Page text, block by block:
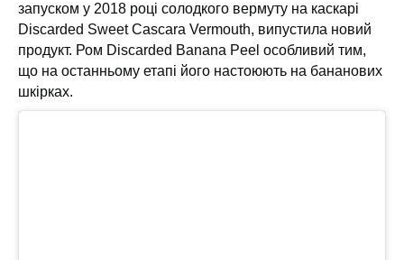
запуском у 2018 році солодкого вермуту на каскарі
Discarded Sweet Cascara Vermouth, випустила новий
продукт. Ром Discarded Banana Peel особливий тим,
що на останньому етапі його настоюють на бананових
шкірках.